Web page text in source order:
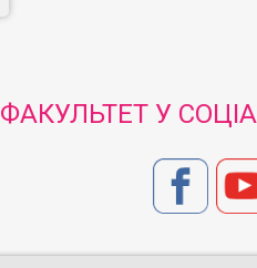
ФАКУЛЬТЕТ У